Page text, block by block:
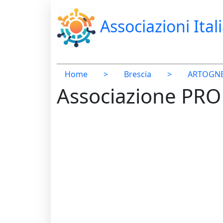
Associazioni
Home > Brescia >
Associazione